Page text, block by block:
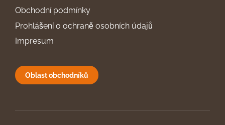
Obchodní podmínky
Prohlášení o ochraně osobních údajů
Impresum
Oblast obchodníků